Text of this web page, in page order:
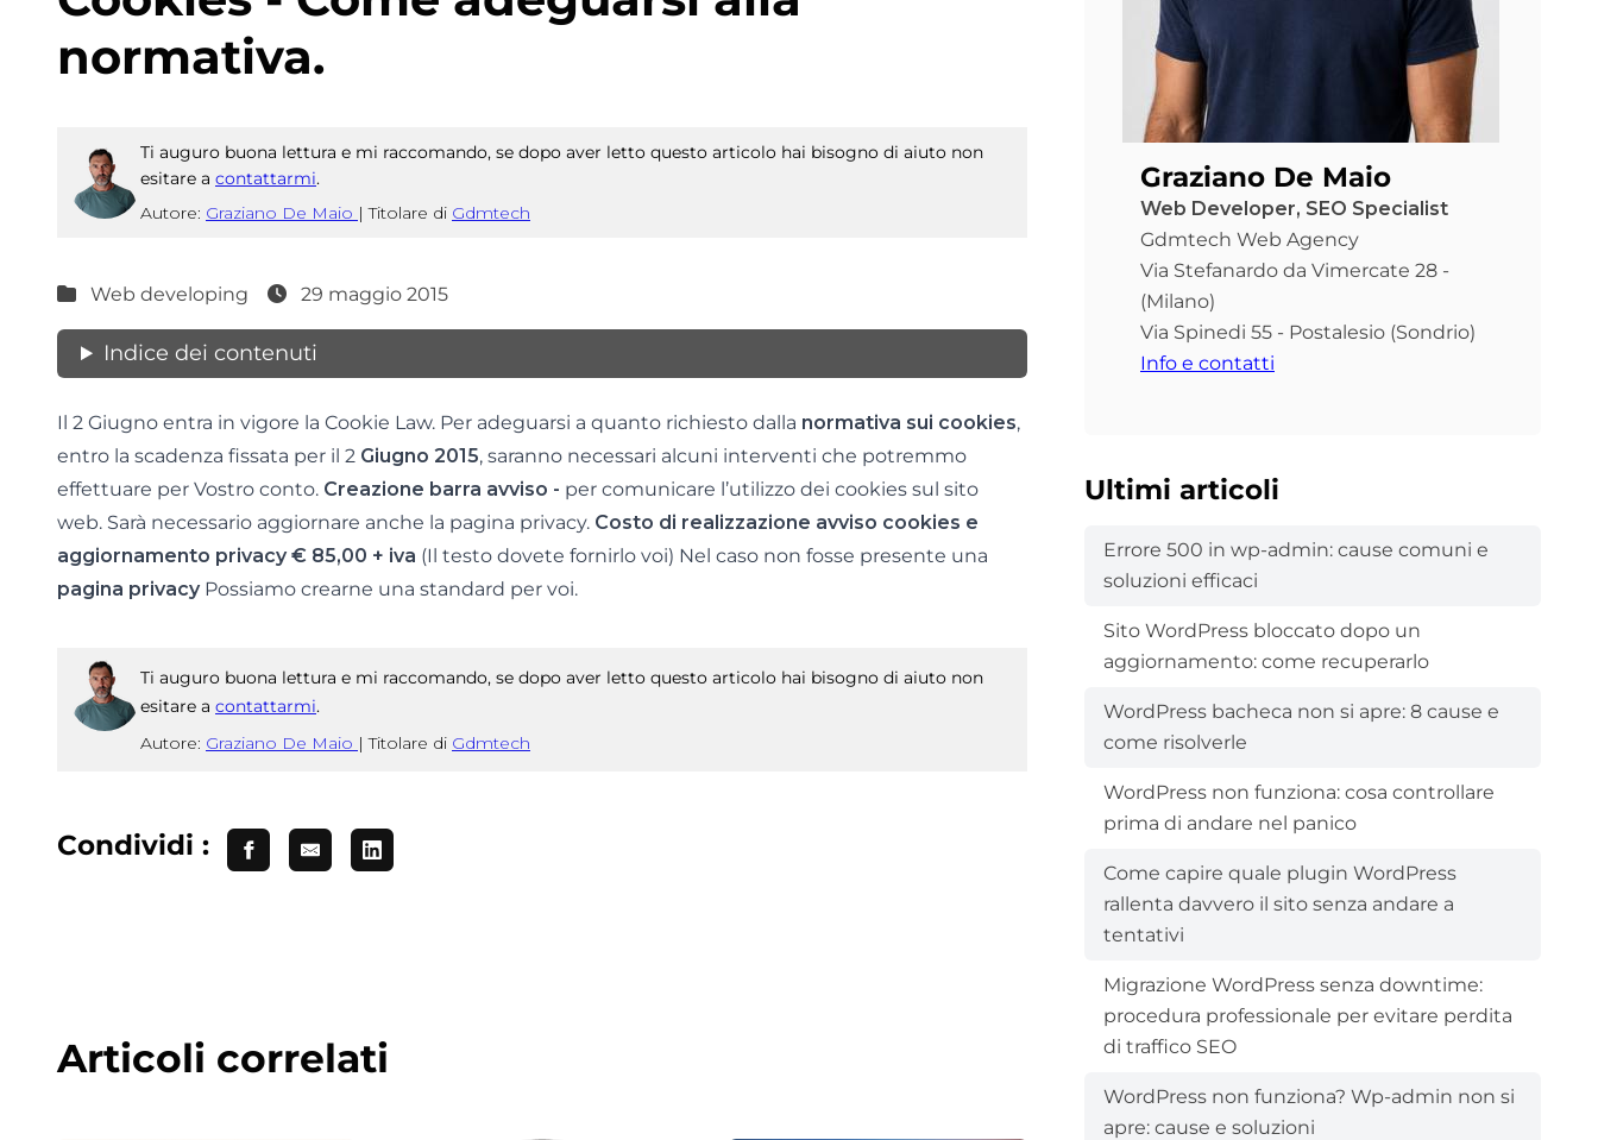
normativa.
Ti auguro buona lettura e mi raccomando, se dopo aver letto questo articolo hai bisogno di aiuto non
esitare a contattarmi.
Autore: Graziano De Maio | Titolare di Gdmtech
Web developing 29 maggio 2015
Indice dei contenuti
Il 2 Giugno entra in vigore la Cookie Law. Per adeguarsi a quanto richiesto dalla normativa sui cookies,
entro la scadenza fissata per il 2 Giugno 2015, saranno necessari alcuni interventi che potremmo
effettuare per Vostro conto. Creazione barra avviso - per comunicare l’utilizzo dei cookies sul sito
web. Sarà necessario aggiornare anche la pagina privacy. Costo di realizzazione avviso cookies e
aggiornamento privacy € 85,00 + iva (Il testo dovete fornirlo voi) Nel caso non fosse presente una
pagina privacy Possiamo crearne una standard per voi.
Ti auguro buona lettura e mi raccomando, se dopo aver letto questo articolo hai bisogno di aiuto non
esitare a contattarmi.
Autore: Graziano De Maio | Titolare di Gdmtech
Condividi :
Articoli correlati
Graziano De Maio
Web Developer, SEO Specialist
Gdmtech Web Agency
Via Stefanardo da Vimercate 28 -
(Milano)
Via Spinedi 55 - Postalesio (Sondrio)
Info e contatti
Ultimi articoli
Errore 500 in wp-admin: cause comuni e
soluzioni efficaci
Sito WordPress bloccato dopo un
aggiornamento: come recuperarlo
WordPress bacheca non si apre: 8 cause e
come risolverle
WordPress non funziona: cosa controllare
prima di andare nel panico
Come capire quale plugin WordPress
rallenta davvero il sito senza andare a
tentativi
Migrazione WordPress senza downtime:
procedura professionale per evitare perdita
di traffico SEO
WordPress non funziona? Wp-admin non si
apre: cause e soluzioni